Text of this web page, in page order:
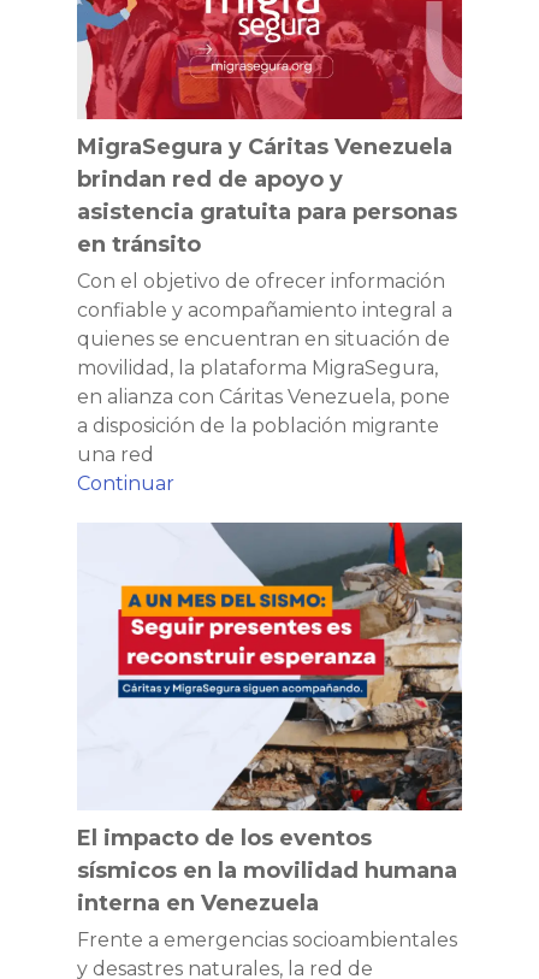
de
apoyo
asistencia
gratuita
para
personas
en
tránsito
MigraSegura y Cáritas Venezuela
brindan red de apoyo y
asistencia gratuita para personas
en tránsito
Con el objetivo de ofrecer información
confiable y acompañamiento integral a
quienes se encuentran en situación de
movilidad, la plataforma MigraSegura,
en alianza con Cáritas Venezuela, pone
a disposición de la población migrante
una red
ContinuarMigraSegura
Cáritas
Venezuela
brindan
red
de
apoyo
asistencia
gratuita
para
personas
eventos
sísmicos
interna
en
Venezuela
El impacto de los eventos
sísmicos en la movilidad humana
interna en Venezuela
Frente a emergencias socioambientales
y desastres naturales, la red de